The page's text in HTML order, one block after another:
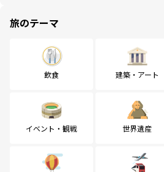
旅のテーマ
飲食 建築・アート
イベント・観戦 世界遺産